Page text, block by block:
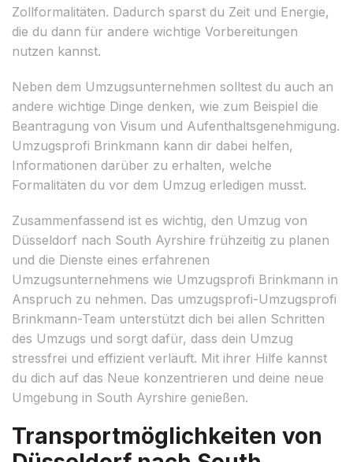
Zollformalitäten. Dadurch sparst du Zeit und Energie,
die du dann für andere wichtige Vorbereitungen
nutzen kannst.
Neben dem Umzugsunternehmen solltest du auch an
andere wichtige Dinge denken, wie zum Beispiel die
Beantragung von Visum und Aufenthaltsgenehmigung.
Umzugsprofi Brinkmann kann dir dabei helfen,
Informationen darüber zu erhalten, welche
Formalitäten du vor dem Umzug erledigen musst.
Zusammenfassend ist es wichtig, den Umzug von
Düsseldorf nach South Ayrshire frühzeitig zu planen
und die Dienste eines erfahrenen
Umzugsunternehmens wie Umzugsprofi Brinkmann in
Anspruch zu nehmen. Das umzugsprofi-Umzugsprofi
Brinkmann-Team unterstützt dich bei allen Schritten
des Umzugs und sorgt dafür, dass dein Umzug
stressfrei und effizient verläuft. Mit ihrer Hilfe kannst
du dich auf das Neue konzentrieren und deine neue
Umgebung in South Ayrshire genießen.
Transportmöglichkeiten von